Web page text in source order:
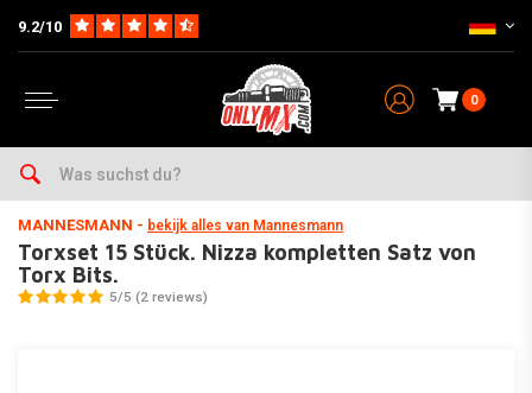
9.2/10
0
Home
MANNESMANN - bekijk alles van Mannesmann
Torxset 15 Stück. Nizza kompletten Satz von
Torx Bits.
5/5 (2 reviews)